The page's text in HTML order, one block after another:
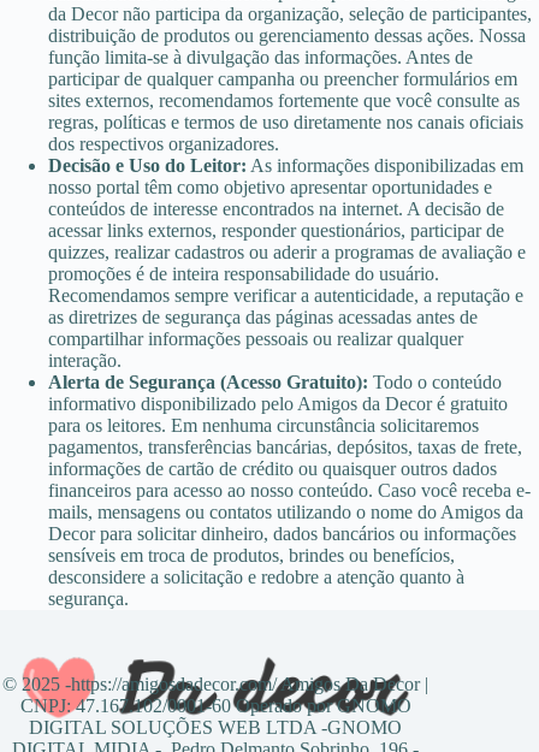
A digitalização dos serviços financeiros facilitou o acesso a
soluções modernas que priorizam rapidez, praticidade e
experiência do usuário. Hoje, muitas pessoas preferem
resolver tudo pela internet devido à facilidade oferecida pelas
plataformas digitais.
Outro ponto importante é a possibilidade de acompanhar
atualizações em tempo real, visualizar informações da
solicitação e receber orientações de maneira muito mais
simples e acessível.
Com isso, o processo se torna mais confortável para quem
busca praticidade, economia de tempo e facilidade na hora
de acessar serviços online.
Segurança durante a navegação
As plataformas modernas também investem em tecnologias
de proteção para oferecer mais segurança durante o acesso
às informações. Recursos de criptografia, autenticação e
validação de dados ajudam a tornar a experiência digital mais
confiável.
Além disso, manter atenção aos dados informados e utilizar
o processo.
Com a evolução constante da tecnologia, os serviços digitais
da Decor não participa da organização, seleção de participantes,
distribuição de produtos ou gerenciamento dessas ações. Nossa
função limita-se à divulgação das informações. Antes de
participar de qualquer campanha ou preencher formulários em
sites externos, recomendamos fortemente que você consulte as
regras, políticas e termos de uso diretamente nos canais oficiais
dos respectivos organizadores.
Decisão e Uso do Leitor: As informações disponibilizadas em
nosso portal têm como objetivo apresentar oportunidades e
conteúdos de interesse encontrados na internet. A decisão de
acessar links externos, responder questionários, participar de
quizzes, realizar cadastros ou aderir a programas de avaliação e
promoções é de inteira responsabilidade do usuário.
Recomendamos sempre verificar a autenticidade, a reputação e
as diretrizes de segurança das páginas acessadas antes de
compartilhar informações pessoais ou realizar qualquer
interação.
Alerta de Segurança (Acesso Gratuito): Todo o conteúdo
informativo disponibilizado pelo Amigos da Decor é gratuito
para os leitores. Em nenhuma circunstância solicitaremos
pagamentos, transferências bancárias, depósitos, taxas de frete,
informações de cartão de crédito ou quaisquer outros dados
financeiros para acesso ao nosso conteúdo. Caso você receba e-
mails, mensagens ou contatos utilizando o nome do Amigos da
Decor para solicitar dinheiro, dados bancários ou informações
sensíveis em troca de produtos, brindes ou benefícios,
desconsidere a solicitação e redobre a atenção quanto à
segurança.
© 2025 -https://amigosdadecor.com/ Amigos Da Decor |
CNPJ: 47.167.102/0001-60 Operado por GNOMO
DIGITAL SOLUÇÕES WEB LTDA -GNOMO